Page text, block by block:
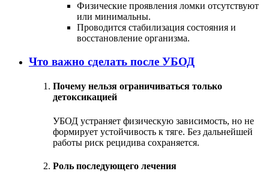
Физические проявления ломки отсутствуют
или минимальны.
Проводится стабилизация состояния и
восстановление организма.
Что важно сделать после УБОД
Почему нельзя ограничиваться только
детоксикацией
УБОД устраняет физическую зависимость, но не
формирует устойчивость к тяге. Без дальнейшей
работы риск рецидива сохраняется.
Роль последующего лечения